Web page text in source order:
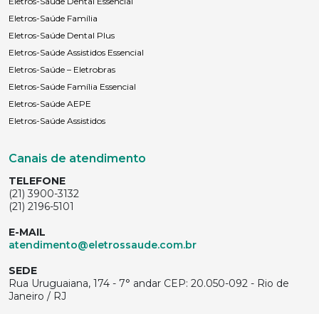
Eletros-Saúde Família
Eletros-Saúde Dental Plus
Eletros-Saúde Assistidos Essencial
Eletros-Saúde – Eletrobras
Eletros-Saúde Família Essencial
Eletros-Saúde AEPE
Eletros-Saúde Assistidos
Canais de atendimento
TELEFONE
(21) 3900-3132
(21) 2196-5101
E-MAIL
atendimento@eletrossaude.com.br
SEDE
Rua Uruguaiana, 174 - 7° andar CEP: 20.050-092 - Rio de
Janeiro / RJ